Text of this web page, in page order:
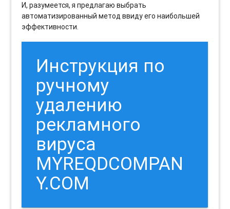
И, разумеется, я предлагаю выбрать
автоматизированный метод ввиду его наибольшей
эффективности.
Инструкция по
ручному
удалению
рекламного
вируса
MYREQDCOMPAN
Y.COM